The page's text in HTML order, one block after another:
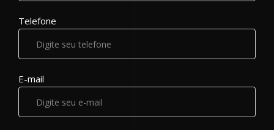
Telefone
E-mail